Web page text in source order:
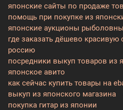
японские сайты по продаже
помощь при покупке из
японские аукционы
где заказать дёшево
россию
посредники выкуп товаров из
японское авито
как сейчас купить товары на
выкуп из японского магазина
покупка гитар из японии